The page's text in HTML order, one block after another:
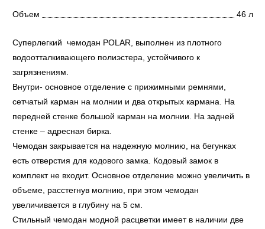
Объем 46 л
Суперлегкий чемодан POLAR, выполнен из плотного
водоотталкивающего полиэстера, устойчивого к
загрязнениям.
Внутри- основное отделение с прижимными ремнями,
сетчатый карман на молнии и два открытых кармана. На
передней стенке большой карман на молнии. На задней
стенке – адресная бирка.
Чемодан закрывается на надежную молнию, на бегунках
есть отверстия для кодового замка. Кодовый замок в
комплект не входит. Основное отделение можно увеличить в
объеме, расстегнув молнию, при этом чемодан
увеличивается в глубину на 5 см.
Стильный чемодан модной расцветки имеет в наличии две